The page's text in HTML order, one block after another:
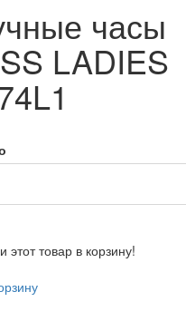
часы
LADIES
этот товар в корзину!